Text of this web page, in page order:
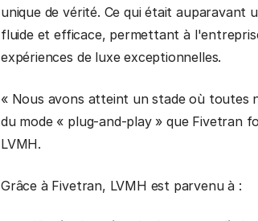
unique de vérité. Ce qui était auparavant
fluide et efficace, permettant à
expériences de luxe exceptionnelles.
« Nous avons atteint un stade où toutes
du mode « plug-and-play » que Fivetran
LVMH.
Grâce à Fivetran, LVMH est parvenu à :